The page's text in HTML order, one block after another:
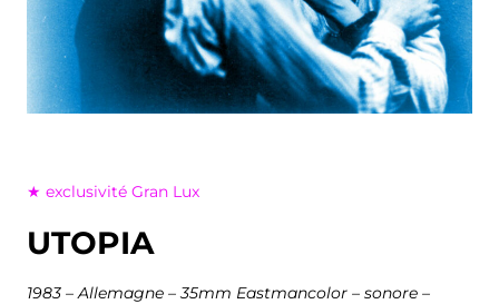
★ exclusivité Gran Lux
UTOPIA
1983 – Allemagne – 35mm Eastmancolor – sonore –